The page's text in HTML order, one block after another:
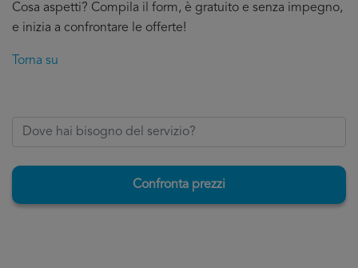
Cosa aspetti? Compila il form, è gratuito e senza impegno,
e inizia a confrontare le offerte!
Torna su
Confronta prezzi